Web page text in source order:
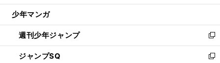
ウ
開
く
少年マンガ
週刊少年ジャンプ
新
し
い
ジャンプSQ
新